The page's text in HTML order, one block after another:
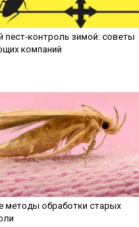
помещений
дом
контроль зимой: советы
компаний
методы обработки старых